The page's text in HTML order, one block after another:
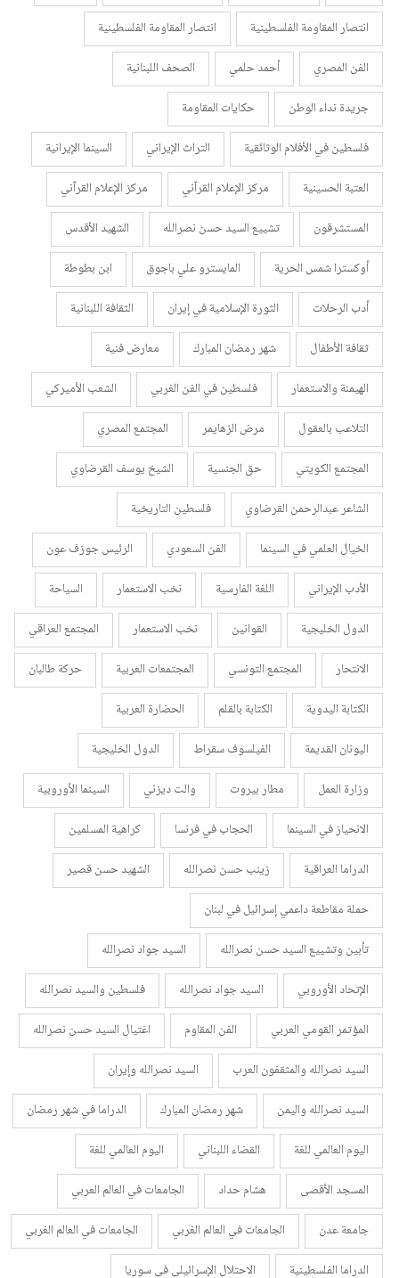
انتصار المقاومة الفلسطينية
انتصار المقاومة الفلسطينية
الفن المصري
أحمد حلمي
الصحف اللبنانية
جريدة نداء الوطن
حكايات المقاومة
فلسطين في الأفلام الوثائقية
التراث الإيراني
السينما الإيرانية
العتبة الحسينية
مركز الإعلام القرآني
مركز الإعلام القرآني
المستشرقون
تشييع السيد حسن نصرالله
الشهيد الأقدس
أوكسترا شمس الحرية
المايسترو علي باجوق
ابن بطوطة
أدب الرحلات
الثورة الإسلامية في إيران
الثقافة اللبنانية
ثقافة الأطفال
شهر رمضان المبارك
معارض فنية
الهيمنة والاستعمار
فلسطين في الفن الغربي
الشعب الأميركي
التلاعب بالعقول
مرض الزهايمر
المجتمع المصري
المجتمع الكويتي
حق الجنسية
الشيخ يوسف القرضاوي
الشاعر عبدالرحمن القرضاوي
فلسطين التاريخية
الخيال العلمي في السينما
الفن السعودي
الرئيس جوزف عون
الأدب الإيراني
اللغة الفارسية نخب الاستعمار
السياحة
الدول الخليجية
القوانين نخب الاستعمار
المجتمع العراقي
الانتحار
المجتمع التونسي المجتمعات العربية
حركة طالبان
الكتابة اليدوية
الكتابة بالقلم
الحضارة العربية
اليونان القديمة
الفيلسوف سقراط
الدول الخليجية
وزارة العمل
مطار بيروت والت ديزني
السينما الأوروبية
الانحياز في السينما
الحجاب في فرنسا
كراهية المسلمين
الدراما العراقية
زينب حسن نصرالله
الشهيد حسن قصير
حملة مقاطعة داعمي إسرائيل في لبنان
تأبين وتشييع السيد حسن نصرالله
السيد جواد نصرالله
الإتحاد الأوروبي
السيد جواد نصرالله
فلسطين والسيد نصرالله
المؤتمر القومي العربي
الفن المقاوم
اغتيال السيد حسن نصرالله
السيد نصرالله والمثقفون العرب
السيد نصرالله وإيران
السيد نصرالله واليمن
شهر رمضان المبارك
الدراما في شهر رمضان
اليوم العالمي للغة
القضاء اللبناني
اليوم العالمي للغة
المسجد الأقصى
هشام حداد
الجامعات في العالم العربي
جامعة عدن
الجامعات في العالم الغربي
الجامعات في العالم الغربي
الدراما الفلسطينية
الاحتلال الإسرائيلي في سوريا